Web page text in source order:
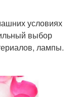
условиях
выбор
лампы.